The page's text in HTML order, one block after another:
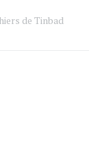
de Tinbad